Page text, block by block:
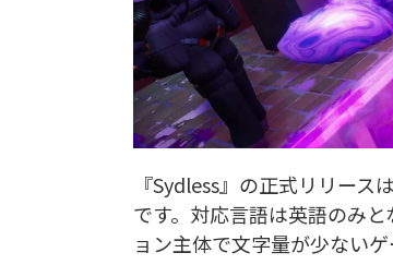
『Sydless』の正式リリー
です。対応言語は英語のみ
ョン主体で文字量が少ない